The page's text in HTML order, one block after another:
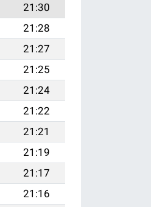
21:30
21:28
21:27
21:25
21:24
21:22
21:21
21:19
21:17
21:16